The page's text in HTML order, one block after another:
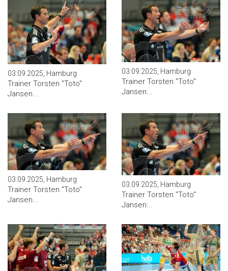
03.09.2025, Hamburg
Trainer Torsten ''Toto''
Jansen...
03.09.2025, Hamburg
Trainer Torsten ''Toto''
Jansen...
03.09.2025, Hamburg
Trainer Torsten ''Toto''
Jansen...
03.09.2025, Hamburg
Trainer Torsten ''Toto''
Jansen...